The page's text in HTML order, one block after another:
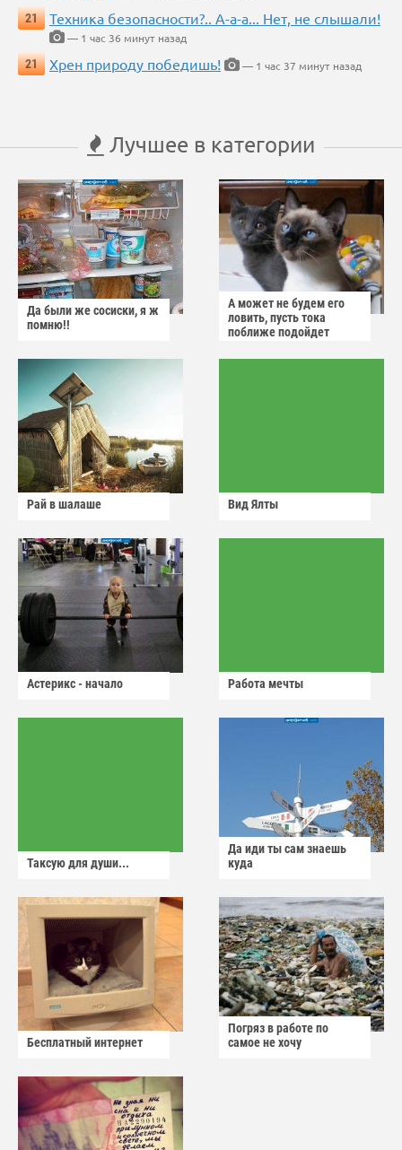
21
Техника безопасности?.. А-а-а... Нет, не слышали!
— 1 час 36 минут назад
21
Хрен природу победишь! — 1 час 37 минут назад
Лучшее в категории
Да были же сосиски, я ж
помню!!
А может не будем его
ловить, пусть тока
поближе подойдет
Рай в шалаше Вид Ялты
Астерикс - начало Работа мечты
Таксую для души...
Да иди ты сам знаешь
куда
Бесплатный интернет
Погряз в работе по
самое не хочу